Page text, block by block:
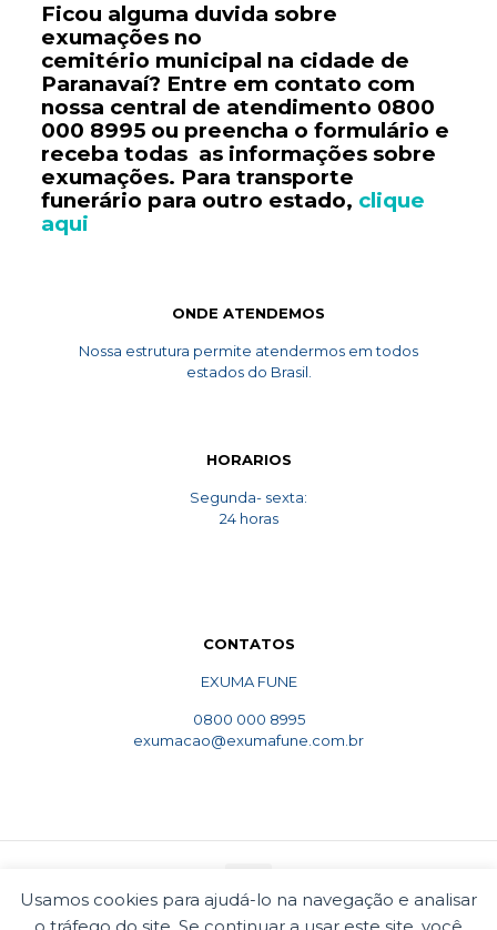
Usamos cookies para ajudá-lo na navegação e analisar
Ficou alguma duvida sobre
exumações no
cemitério municipal na cidade de
Paranavaí? Entre em contato com
nossa central de atendimento 0800
000 8995ou preencha o formulário e
receba todas as informações sobre
exumações. Para transporte
funerário para outro estado, clique
aqui
ONDE ATENDEMOS
Nossa estrutura permite atendermos em todos
estados do Brasil.
HORARIOS
Segunda- sexta:
24 horas
CONTATOS
EXUMA FUNE
0800 000 8995
exumacao@exumafune.com.br